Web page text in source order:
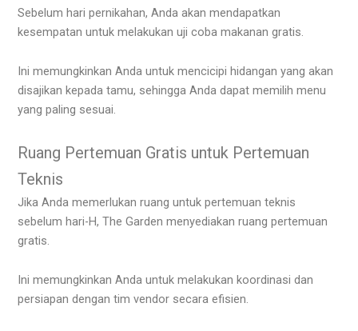
Sebelum hari pernikahan, Anda akan mendapatkan
kesempatan untuk melakukan uji coba makanan gratis.
Ini memungkinkan Anda untuk mencicipi hidangan yang akan
disajikan kepada tamu, sehingga Anda dapat memilih menu
yang paling sesuai.
Ruang Pertemuan Gratis untuk Pertemuan
Teknis
Jika Anda memerlukan ruang untuk pertemuan teknis
sebelum hari-H, The Garden menyediakan ruang pertemuan
gratis.
Ini memungkinkan Anda untuk melakukan koordinasi dan
persiapan dengan tim vendor secara efisien.